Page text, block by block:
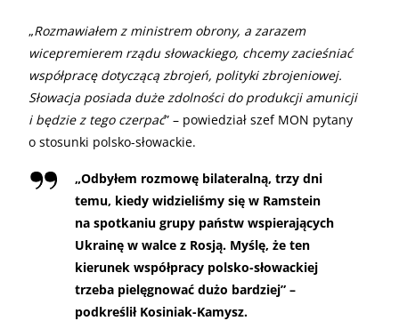
„Rozmawiałem z ministrem obrony, a zarazem
wicepremierem rządu słowackiego, chcemy zacieśniać
współpracę dotyczącą zbrojeń, polityki zbrojeniowej.
Słowacja posiada duże zdolności do produkcji amunicji
i będzie z tego czerpać” – powiedział szef MON pytany
o stosunki polsko-słowackie.
„Odbyłem rozmowę bilateralną, trzy dni
temu, kiedy widzieliśmy się w Ramstein
na spotkaniu grupy państw wspierających
Ukrainę w walce z Rosją. Myślę, że ten
kierunek współpracy polsko-słowackiej
trzeba pielęgnować dużo bardziej” –
podkreślił Kosiniak-Kamysz.